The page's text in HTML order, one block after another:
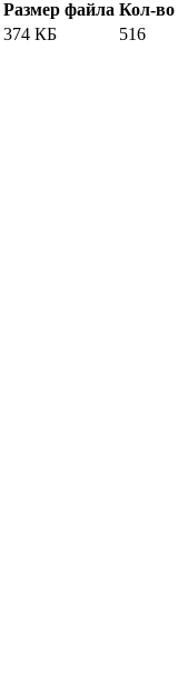
Размер файла Кол-во
374 КБ
516